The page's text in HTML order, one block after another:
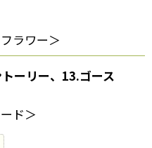
ラワー＞
ーリー、13.ゴース
ド＞